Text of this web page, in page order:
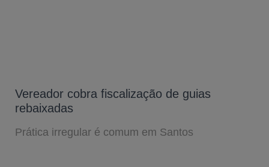
Vereador cobra fiscalização de guias
rebaixadas
Prática irregular é comum em Santos